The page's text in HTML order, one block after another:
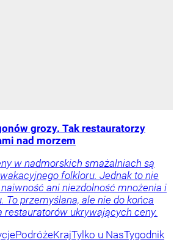
grozy. Tak restauratorzy
nad morzem
w nadmorskich smażalniach są
folkloru. Jednak to nie
naiwność ani niezdolność mnożenia i
To przemyślana, ale nie do końca
restauratorów ukrywających ceny.
PodróżeKrajTylko u NasTygodnik